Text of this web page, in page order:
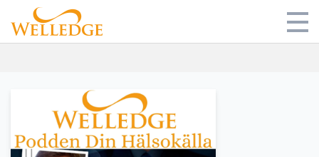
Mitt bibliotek
Om oss